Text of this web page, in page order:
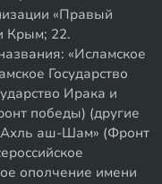
«Правый
Крым; 22.
«Исламское
Государство
Ирака и
победы) (другие
Ахль аш-Шам» (Фронт
ополчение имени